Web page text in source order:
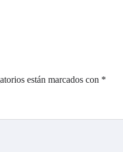
están marcados con *